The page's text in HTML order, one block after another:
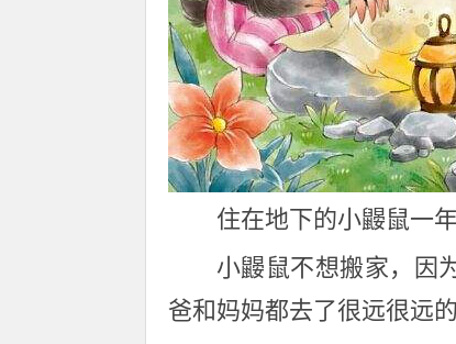
住在地下的小鼹鼠一
小鼹鼠不想搬家，因
爸和妈妈都去了很远很远